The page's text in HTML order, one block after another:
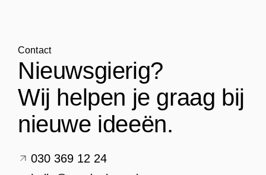
Contact
Nieuwsgierig?
Wij helpen je graag bij
nieuwe ideeën.
030 369 12 24